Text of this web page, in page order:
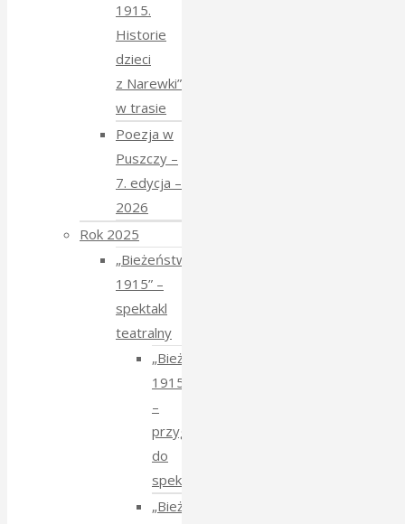
1915.
Historie
dzieci
z Narewki”
w trasie
Poezja w
Puszczy –
7. edycja –
2026
Rok 2025
„Bieżeństwo
1915” –
spektakl
teatralny
„Bieżeństwo
1915”
–
przygotowania
do
spektaklu
„Bieżeństwo